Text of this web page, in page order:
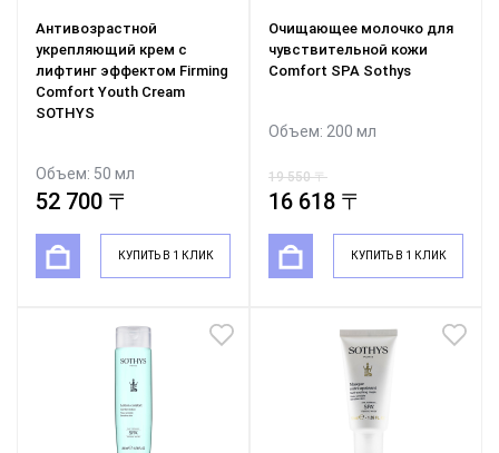
Антивозрастной
укрепляющий крем с
лифтинг эффектом Firming
Comfort Youth Cream
SOTHYS
Объем: 50 мл
52 700 〒
КУПИТЬ В 1 КЛИК
Очищающее молочко для
чувствительной кожи
Comfort SPA Sothys
Объем: 200 мл
16 618 〒
19 550 〒
КУПИТЬ В 1 КЛИК